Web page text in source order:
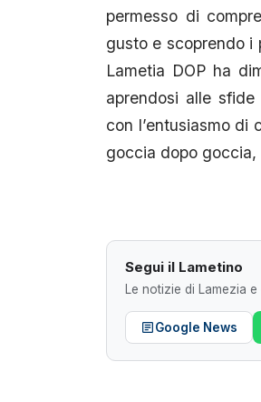
permesso di
gusto e scoprendo i
Lametia DOP ha
aprendosi alle
con l’entusiasmo di
goccia dopo
Segui il Lametino
Le notizie di Lamezia
Google News